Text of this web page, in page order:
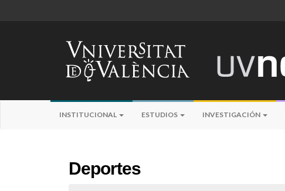
INSTITUCIONAL ESTUDIOS INVESTIGACIÓN
Deportes